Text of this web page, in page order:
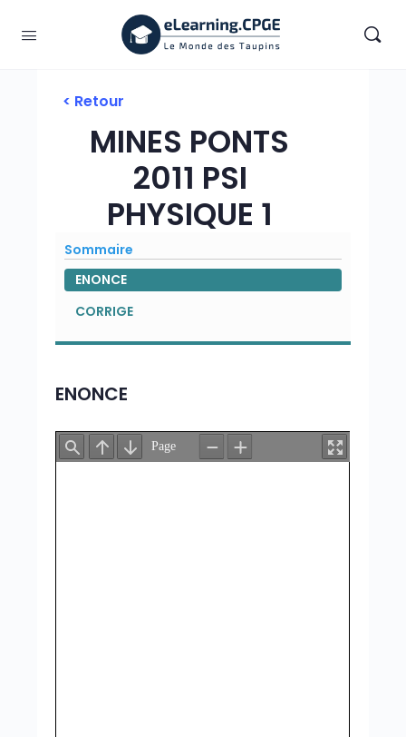
< Retour
MINES PONTS
2011 PSI
PHYSIQUE 1
Sommaire
ENONCE
CORRIGE
ENONCE